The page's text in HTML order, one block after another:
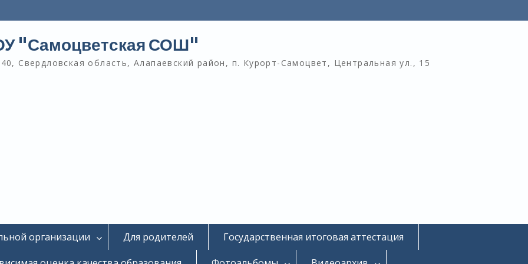
"Самоцветская СОШ"
Свердловская область, Алапаевский район, п. Курорт-Самоцвет, Центральная ул., 15
организации Для родителей
Государственная итоговая аттестация